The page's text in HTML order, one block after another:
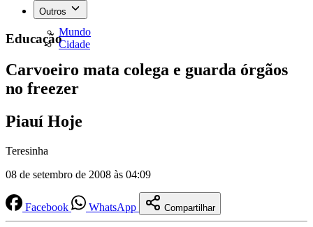
Outros
Mundo
Cidade
Educação
Carvoeiro mata colega e guarda órgãos
no freezer
Piauí Hoje
Teresinha
08 de setembro de 2008 às 04:09
Facebook WhatsApp Compartilhar